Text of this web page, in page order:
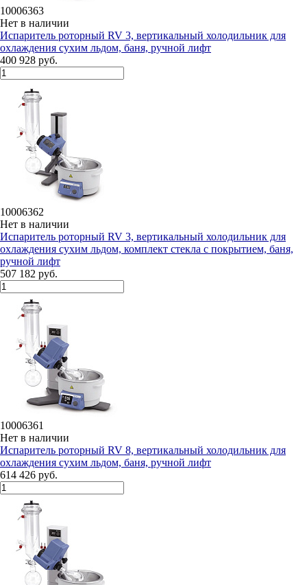
10006363
Нет в наличии
Испаритель роторный RV 3, вертикальный холодильник для
охлаждения сухим льдом, баня, ручной лифт
400 928 руб.
10006362
Нет в наличии
Испаритель роторный RV 3, вертикальный холодильник для
охлаждения сухим льдом, комплект стекла с покрытием, баня,
ручной лифт
507 182 руб.
10006361
Нет в наличии
Испаритель роторный RV 8, вертикальный холодильник для
охлаждения сухим льдом, баня, ручной лифт
614 426 руб.